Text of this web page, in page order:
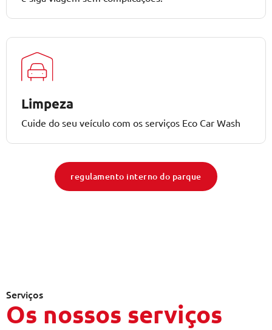
Limpeza
Cuide do seu veículo com os serviços Eco Car Wash
regulamento interno do parque
Serviços
Os nossos serviços